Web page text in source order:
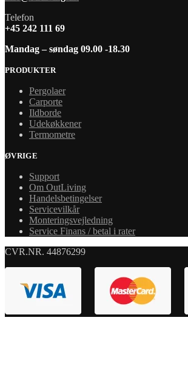
Telefon
+45 242 111 69
Mandag – søndag 09.00 -18.30
PRODUKTER
Pergolaer
Carporte
Ildborde
Udekøkkener
Termometre
ØVRIGE
Support
Om OutLiving
Handelsbetingelser
Servicevilkår
Monteringsvejledning
Service Finans / betal i rater
CVR.NR. 44876299